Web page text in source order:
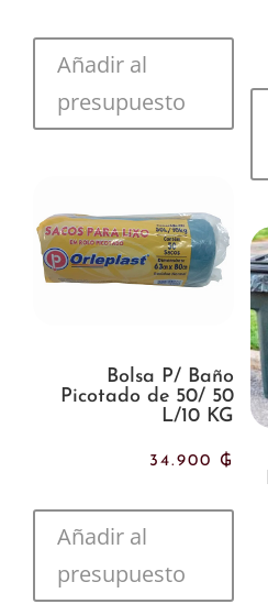
Añadir al
presupuesto
Bolsa P/ Baño
Picotado de 50/ 50
L/10 KG
34.900 ₲
Añadir al
presupuesto